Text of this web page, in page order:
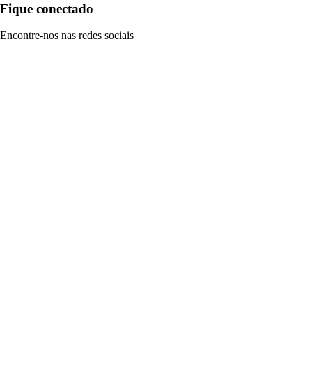
Fique conectado
Encontre-nos nas redes sociais